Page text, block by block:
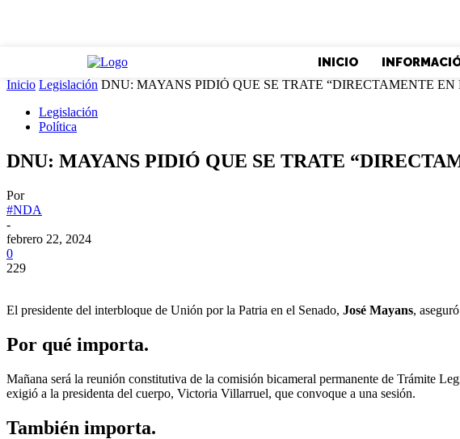
INICIO
Inicio Legislación DNU: MAYANS PIDIÓ QUE SE TRATE “DIRECTAMENTE EN
Legislación
Política
DNU: MAYANS PIDIÓ QUE SE TRATE
Por
#NDA
-
febrero 22, 2024
0
229
El presidente del interbloque de Unión por la Patria en el Senado, José Mayans,
Por qué importa.
Mañana será la reunión constitutiva de la comisión bicameral permanente de Trámite
exigió a la presidenta del cuerpo, Victoria Villarruel, que convoque a una sesión.
También importa.